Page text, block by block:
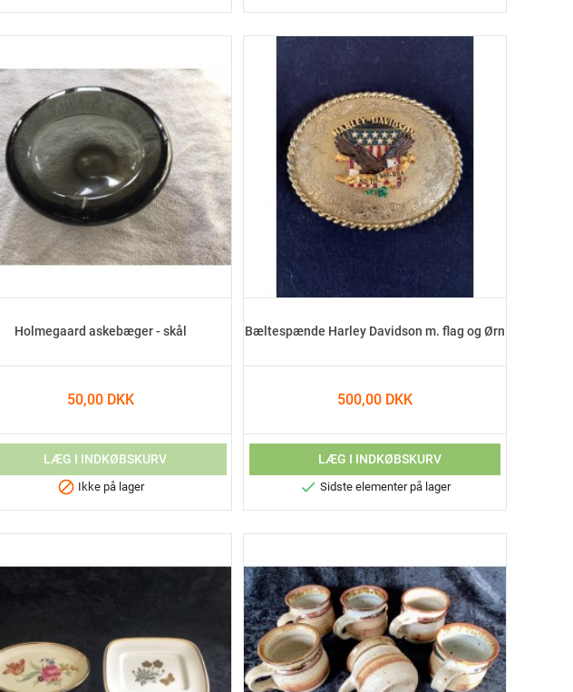
Holmegaard askebæger - skål
50,00 DKK
LÆG I INDKØBSKURV
 Ikke på lager
Bæltespænde Harley Davidson m. flag og Ørn
500,00 DKK
LÆG I INDKØBSKURV
 Sidste elementer på lager